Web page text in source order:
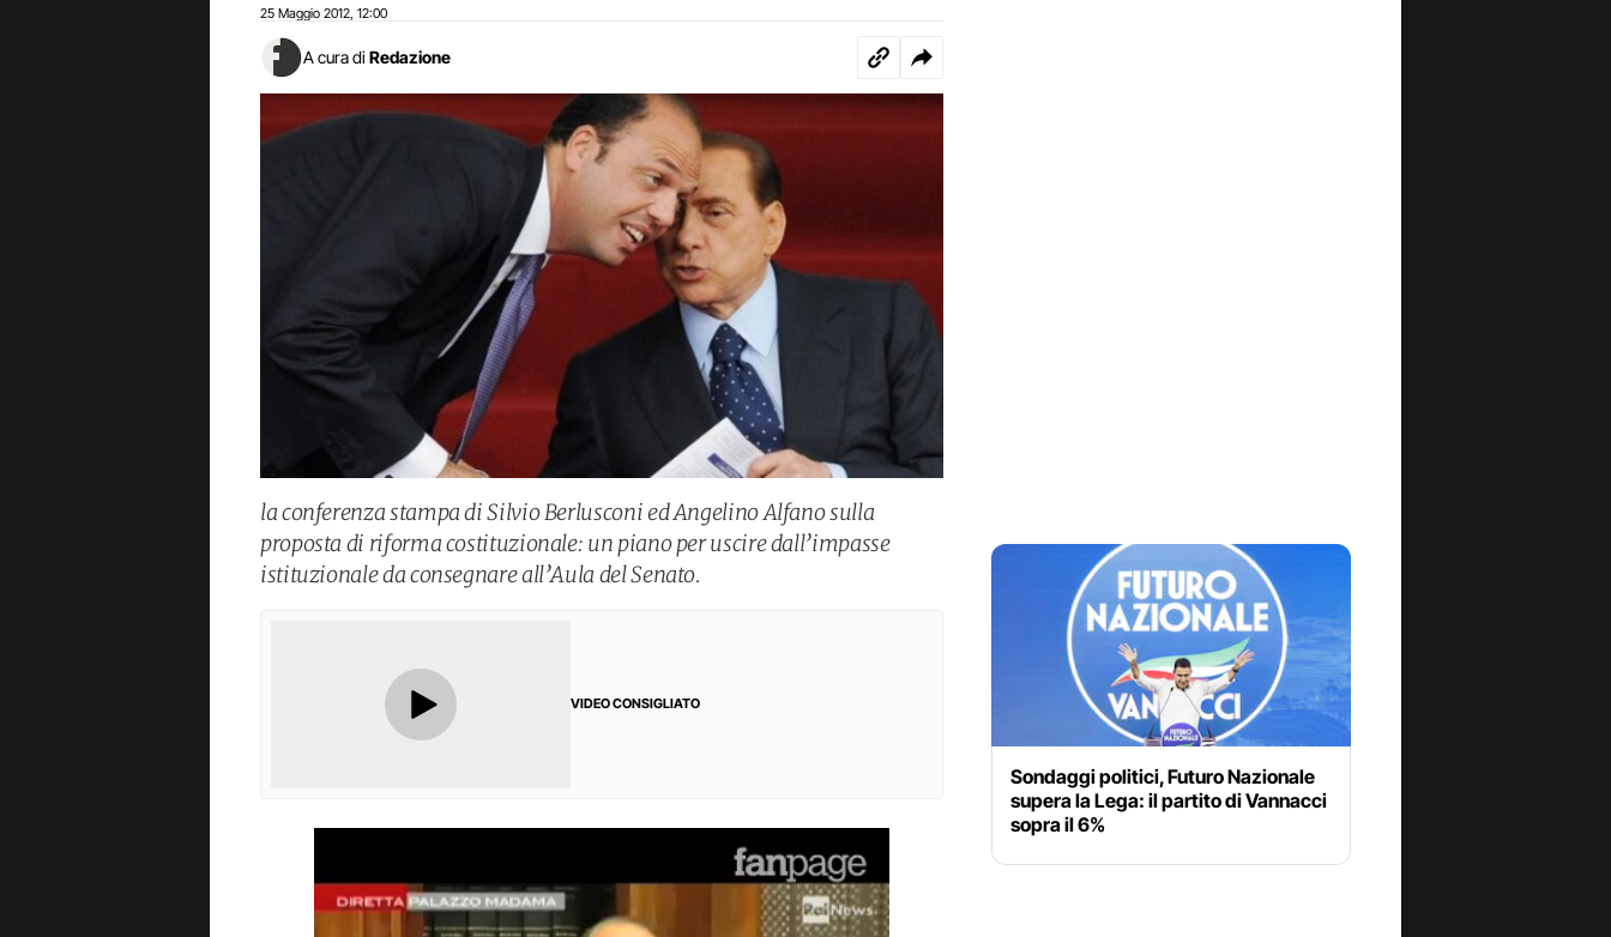
25 Maggio 2012 12:00
A cura di Redazione
la conferenza stampa di Silvio Berlusconi ed Angelino Alfano sulla
proposta di riforma costituzionale: un piano per uscire dall’impasse
istituzionale da consegnare all’Aula del Senato.
VIDEO CONSIGLIATO
Sondaggi politici, Futuro Nazionale
supera la Lega: il partito di Vannacci
sopra il 6%